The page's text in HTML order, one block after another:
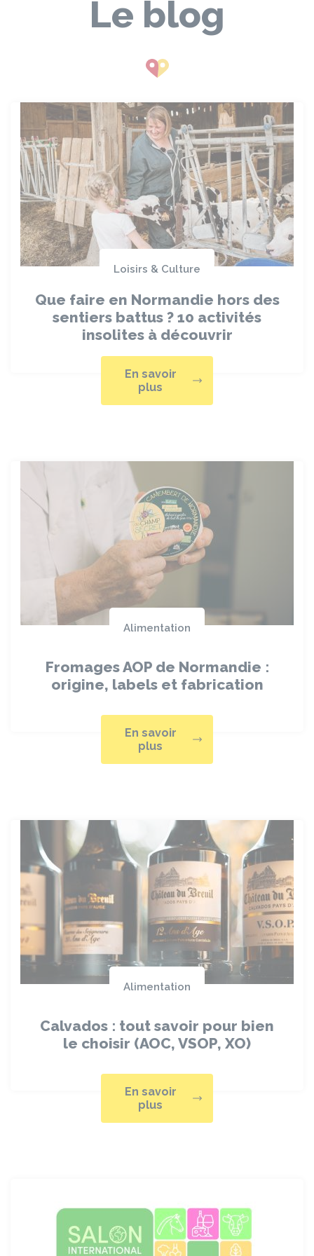
Le blog
Loisirs & Culture
Que faire en Normandie hors des
sentiers battus ? 10 activités
insolites à découvrir
En savoir
plus
Alimentation
Fromages AOP de Normandie :
origine, labels et fabrication
En savoir
plus
Alimentation
Calvados : tout savoir pour bien
le choisir (AOC, VSOP, XO)
En savoir
plus